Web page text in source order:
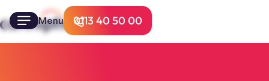
Menu 0113 40 50 00